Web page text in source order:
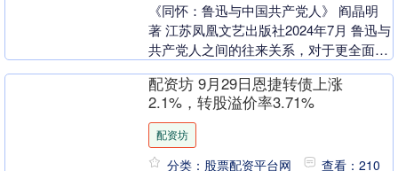
《同怀：鲁迅与中国共产党人》 阎晶明
著 江苏凤凰文艺出版社2024年7月 鲁迅与
共产党人之间的往来关系，对于更全面地
对中国....
配资坊 9月29日恩捷转债上涨
2.1%，转股溢价率3.71%
配资坊
分类：股票配资平台网 查看：210